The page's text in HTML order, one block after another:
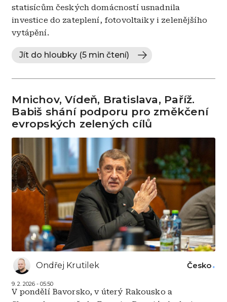
statisícům českých domácností usnadnila
investice do zateplení, fotovoltaiky i zelenějšího
vytápění.
Jít do hloubky (5 min čtení)
Mnichov, Vídeň, Bratislava, Paříž.
Babiš shání podporu pro změkčení
evropských zelených cílů
Ondřej Krutilek
9. 2. 2026 - 05:50
Česko
V pondělí Bavorsko, v úterý Rakousko a